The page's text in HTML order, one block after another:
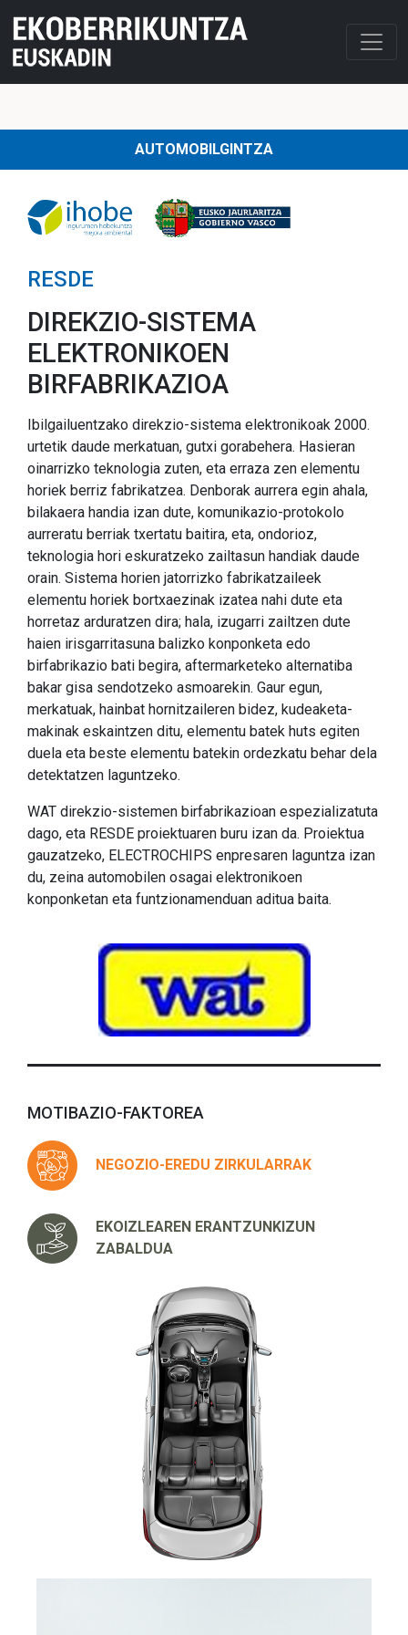
AUTOMOBILGINTZA
RESDE
DIREKZIO-SISTEMA
ELEKTRONIKOEN
BIRFABRIKAZIOA
Ibilgailuentzako direkzio-sistema elektronikoak 2000.
urtetik daude merkatuan, gutxi gorabehera. Hasieran
oinarrizko teknologia zuten, eta erraza zen elementu
horiek berriz fabrikatzea. Denborak aurrera egin ahala,
bilakaera handia izan dute, komunikazio-protokolo
aurreratu berriak txertatu baitira, eta, ondorioz,
teknologia hori eskuratzeko zailtasun handiak daude
orain. Sistema horien jatorrizko fabrikatzaileek
elementu horiek bortxaezinak izatea nahi dute eta
horretaz arduratzen dira; hala, izugarri zailtzen dute
haien irisgarritasuna balizko konponketa edo
birfabrikazio bati begira, aftermarketeko alternatiba
bakar gisa sendotzeko asmoarekin. Gaur egun,
merkatuak, hainbat hornitzaileren bidez, kudeaketa-
makinak eskaintzen ditu, elementu batek huts egiten
duela eta beste elementu batekin ordezkatu behar dela
detektatzen laguntzeko.
WAT direkzio-sistemen birfabrikazioan espezializatuta
dago, eta RESDE proiektuaren buru izan da. Proiektua
gauzatzeko, ELECTROCHIPS enpresaren laguntza izan
du, zeina automobilen osagai elektronikoen
konponketan eta funtzionamenduan aditua baita.
MOTIBAZIO-FAKTOREA
NEGOZIO-EREDU ZIRKULARRAK
EKOIZLEAREN ERANTZUNKIZUN
ZABALDUA